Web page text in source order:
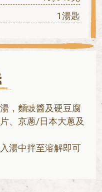
1湯匙
，麵豉醬及硬豆腐
、京蔥/日本大蔥及
湯中拌至溶解即可